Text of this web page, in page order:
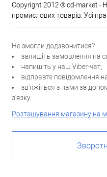
Copyright 2012 ® cd-market -
промислових товарів. Усі
Не змогли додзвонитися?
залишіть замовлення на
напишіть у наш Viber-чат;
відправте повідомлення
зв'яжіться з нами за
з'язку.
Розташування магазину на